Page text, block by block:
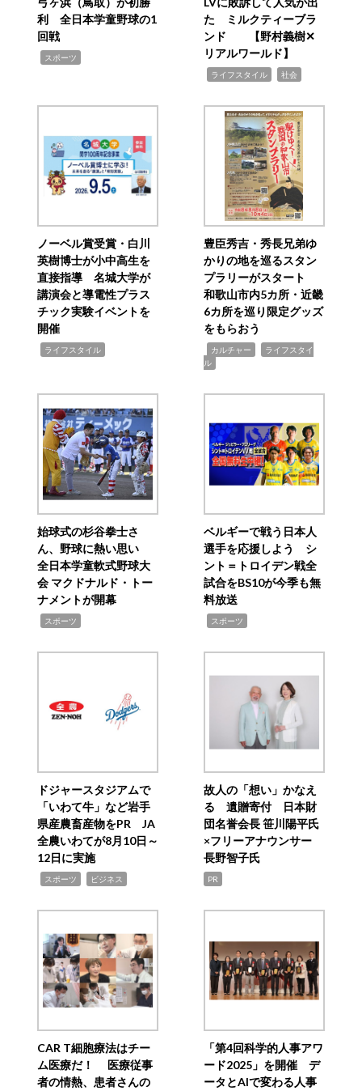
利 全日本学童野球の1
回戦
スポーツ
た ミルクティーブラ
ンド 【野村義樹✕
リアルワールド】
ライフスタイル 社会
ノーベル賞受賞・白川
英樹博士が小中高生を
直接指導 名城大学が
講演会と導電性プラス
チック実験イベントを
開催
ライフスタイル
豊臣秀吉・秀長兄弟ゆ
かりの地を巡るスタン
プラリーがスタート
和歌山市内5カ所・近畿
6カ所を巡り限定グッズ
をもらおう
カルチャー
ライフスタイ
ル
始球式の杉谷拳士さ
ん、野球に熱い思い
全日本学童軟式野球大
会 マクドナルド・トー
ナメントが開幕
スポーツ
ベルギーで戦う日本人
選手を応援しよう シ
ント＝トロイデン戦全
試合をBS10が今季も無
料放送
スポーツ
ドジャースタジアムで
「いわて牛」など岩手
県産農畜産物をPR JA
全農いわてが8月10日～
12日に実施
スポーツ ビジネス
故人の「想い」かなえ
る 遺贈寄付 日本財
団名誉会長 笹川陽平氏
×フリーアナウンサー
長野智子氏
PR
CAR T細胞療法はチー
ム医療だ！ 医療従事
者の情熱、患者さんの
「第4回科学的人事アワ
ード2025」を開催 デ
ータとAIで変わる人事